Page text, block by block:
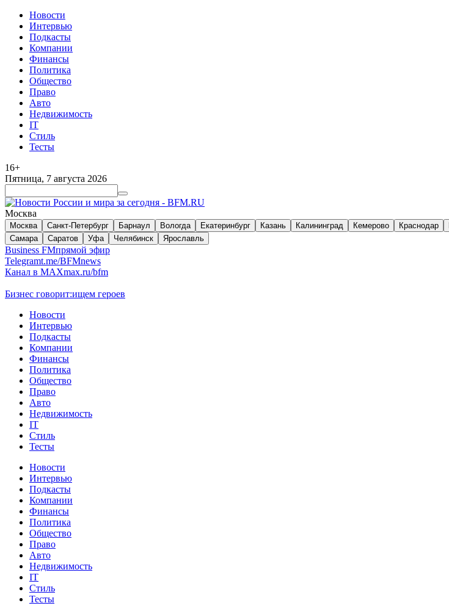
Новости
Интервью
Подкасты
Компании
Финансы
Политика
Общество
Право
Авто
Недвижимость
IT
Стиль
Тесты
16+
Пятница, 7 августа 2026
Москва
Москва Санкт-Петербург Барнаул Вологда Екатеринбург Казань Калининград Кемерово Краснодар
Самара
Саратов Уфа Челябинск Ярославль
Business FMпрямой эфир
Telegramt.me/BFMnews
Канал в MAXmax.ru/bfm
Бизнес говорит:ищем героев
Новости
Интервью
Подкасты
Компании
Финансы
Политика
Общество
Право
Авто
Недвижимость
IT
Стиль
Тесты
Новости
Интервью
Подкасты
Компании
Финансы
Политика
Общество
Право
Авто
Недвижимость
IT
Стиль
Тесты